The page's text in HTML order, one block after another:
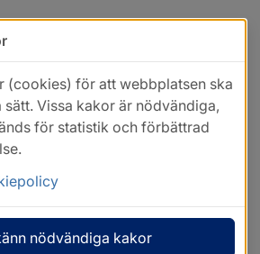
(cookies) för att webbplatsen ska
Vissa kakor är nödvändiga,
för statistik och förbättrad
nödvändiga kakor